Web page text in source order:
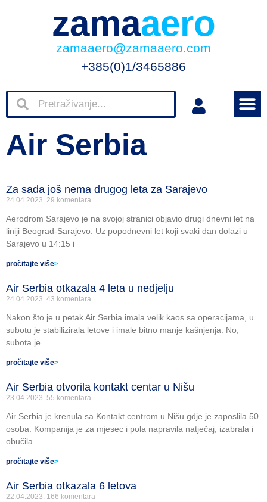
zamaaero
zamaaero@zamaaero.com
+385(0)1/3465886
Air Serbia
Za sada još nema drugog leta za Sarajevo
24.04.2023. 29 komentara
Aerodrom Sarajevo je na svojoj stranici objavio drugi dnevni let na
liniji Beograd-Sarajevo. Uz popodnevni let koji svaki dan dolazi u
Sarajevo u 14:15 i
pročitajte više>
Air Serbia otkazala 4 leta u nedjelju
24.04.2023. 43 komentara
Nakon što je u petak Air Serbia imala velik kaos sa operacijama, u
subotu je stabilizirala letove i imale bitno manje kašnjenja. No,
subota je
pročitajte više>
Air Serbia otvorila kontakt centar u Nišu
23.04.2023. 55 komentara
Air Serbia je krenula sa Kontakt centrom u Nišu gdje je zaposlila 50
osoba. Kompanija je za mjesec i pola napravila natječaj, izabrala i
obučila
pročitajte više>
Air Serbia otkazala 6 letova
22.04.2023. 166 komentara